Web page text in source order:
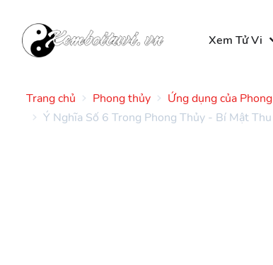
Xem Tử Vi
Trang chủ Phong thủy Ứng dụng của
Ý Nghĩa Số 6 Trong Phong Thủy - Bí Mật